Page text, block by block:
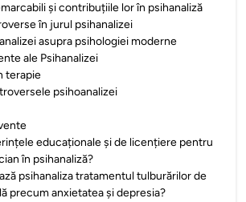
și contribuțiile lor în psihanaliză
în jurul psihanalizei
asupra psihologiei moderne
ale Psihanalizei
terapie
psihoanalizei
educaționale și de licențiere pentru
în psihanaliză?
psihanaliza tratamentul tulburărilor de
precum anxietatea și depresia?